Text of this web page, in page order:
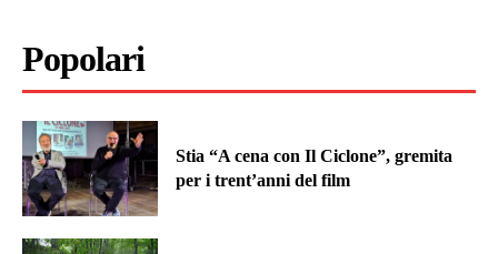
Popolari
Stia “A cena con Il Ciclone”, gremita
per i trent’anni del film